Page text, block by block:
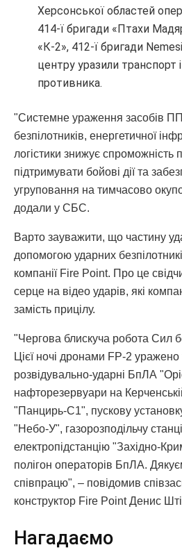
Херсонської областей
414-ї бригади «Птахи
«К-2», 412-ї бригади
центру уразили транспорт
противника.
"Системне ураження засобів
безпілотників, енергетичної
логістики знижує спроможність
підтримувати бойові дії та
угруповання на тимчасово
додали у СБС.
Варто зауважити, що частину
допомогою ударних
компанії Fire Point. Про це
серце на відео ударів, які
замість прицілу.
"Чергова блискуча робота Сил
Цієї ночі дронами FP-2 уражено
розвідувально-ударні БпЛА
нафторезервуари на
"Панцирь-С1", пускову
"Небо-У", газорозподільчу
електропідстанцію "Західно-
полігон операторів БпЛА.
співпрацю", – повідомив
конструктор Fire Point Денис
Нагадаємо